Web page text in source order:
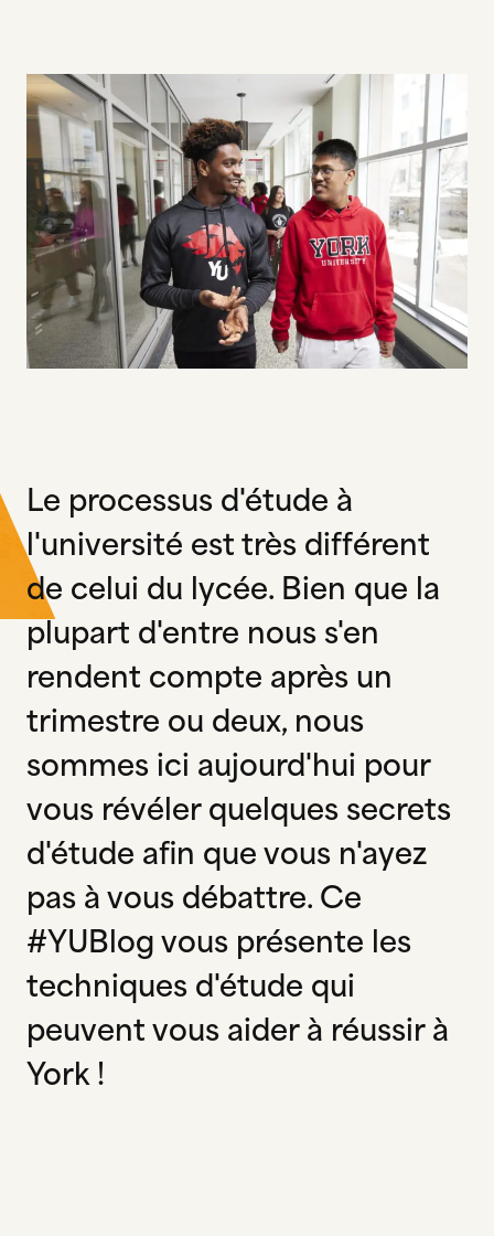
Le processus d'étude à
l'université est très différent
de celui du lycée. Bien que la
plupart d'entre nous s'en
rendent compte après un
trimestre ou deux, nous
sommes ici aujourd'hui pour
vous révéler quelques secrets
d'étude afin que vous n'ayez
pas à vous débattre. Ce
#YUBlog vous présente les
techniques d'étude qui
peuvent vous aider à réussir à
York !